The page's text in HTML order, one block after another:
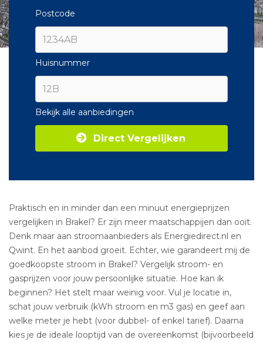
Postcode
Huisnummer
Bekijk alle aanbiedingen
Direct Vergelijken
Praktisch en in minder dan een minuut energieprijzen
vergelijken in Brakel? Er zijn meer maatschappijen dan ooit.
Denk maar aan stroomaanbieders als Energiedirect.nl en
Qwint. En het aanbod groeit. Echter, wie garandeert mij de
goedkoopste stroom in Brakel? Vergelijk stroom- en
gasprijzen voor jouw persoonlijke situatie. Hoe kan ik
beginnen? Het stelt maar weinig voor. Vul je locatie in,
schat jouw verbruik (kWh stroom en m3 gas) en geef aan
welke meter je hebt (voor dubbel- of enkel tarief). Daarna
kies je de ideale looptijd van de overeenkomst (bijvoorbeeld